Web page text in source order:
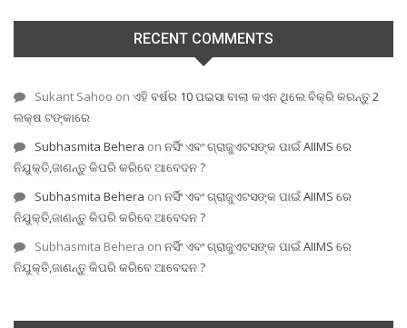
RECENT COMMENTS
Sukant Sahoo on ଏହି ବର୍ଷର 10 ପଇସା ବାଲା କଏନ ଥିଲେ ବିକ୍ରି କରନ୍ତୁ 2
ଲକ୍ଷ ଟଙ୍କାରେ
Subhasmita Behera on ନର୍ସିଂ ଏବଂ ଗ୍ରାଜୁଏଟସଙ୍କ ପାଇଁ AIIMS ରେ
ନିଯୁକ୍ତି,ଜାଣନ୍ତୁ କିପରି କରିବେ ଆବେଦନ ?
Subhasmita Behera on ନର୍ସିଂ ଏବଂ ଗ୍ରାଜୁଏଟସଙ୍କ ପାଇଁ AIIMS ରେ
ନିଯୁକ୍ତି,ଜାଣନ୍ତୁ କିପରି କରିବେ ଆବେଦନ ?
Subhasmita Behera on ନର୍ସିଂ ଏବଂ ଗ୍ରାଜୁଏଟସଙ୍କ ପାଇଁ AIIMS ରେ
ନିଯୁକ୍ତି,ଜାଣନ୍ତୁ କିପରି କରିବେ ଆବେଦନ ?